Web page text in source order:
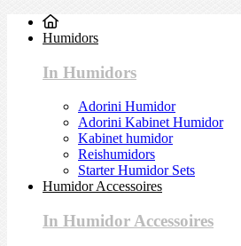
Humidors
In Humidors
Adorini Humidor
Adorini Kabinet Humidor
Kabinet humidor
Reishumidors
Starter Humidor Sets
Humidor Accessoires
In Humidor Accessoires